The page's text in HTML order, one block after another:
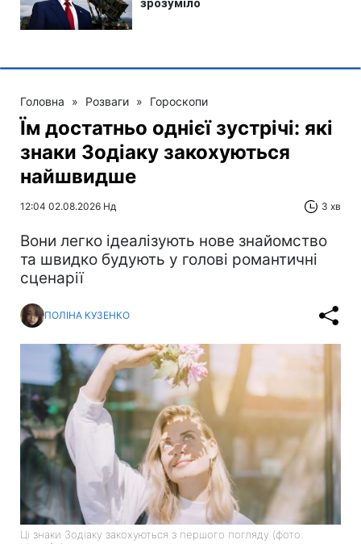
Головна » Розваги » Гороскопи
Їм достатньо однієї зустрічі: які
знаки Зодіаку закохуються
найшвидше
12:04 02.08.2026 Нд 3 хв
Вони легко ідеалізують нове знайомство
та швидко будують у голові романтичні
сценарії
ПОЛІНА КУЗЕНКО
Ці знаки Зодіаку закохуються з першого погляду (фото: